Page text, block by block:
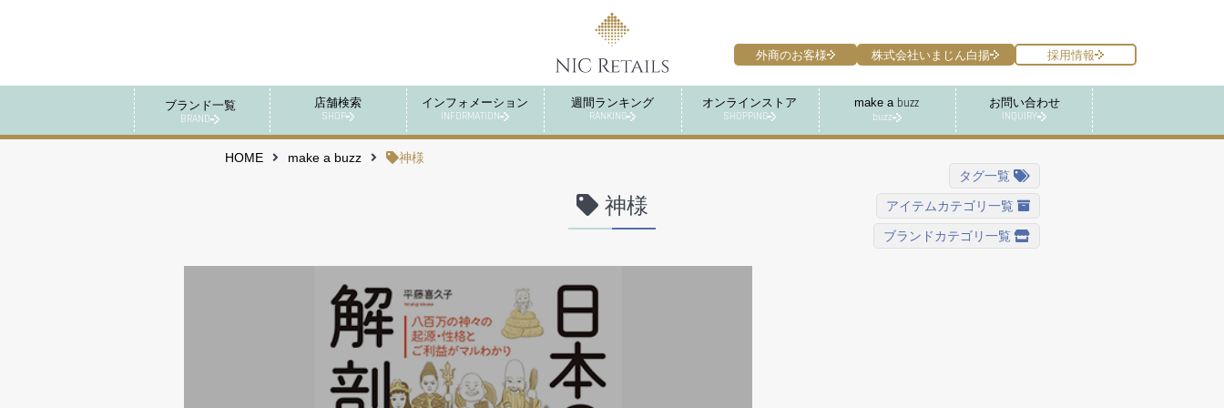
ブランド一覧
BRAND
店舗検索
SHOP
インフォメーション
INFORMATION
週間ランキング
RANKING
オンラインストア
SHOPPING
make a buzz
buzz
お問い合わせ
INQUIRY
外商のお客様 株式会社いまじん白揚 採用情報
HOME make a buzz 神様
神様
タグ一覧
アイテムカテゴリ一覧
ブランドカテゴリ一覧